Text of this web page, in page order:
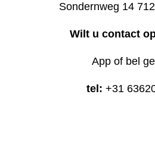
Sondernweg 14
Wilt u contact
App of bel
tel: +31